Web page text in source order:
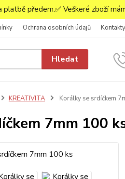
předem.✅ Veškeré zboží
Ochrana osobních údajů Kontakty
Hledat
KREATIVITA Korálky se srdíčkem
7mm 100